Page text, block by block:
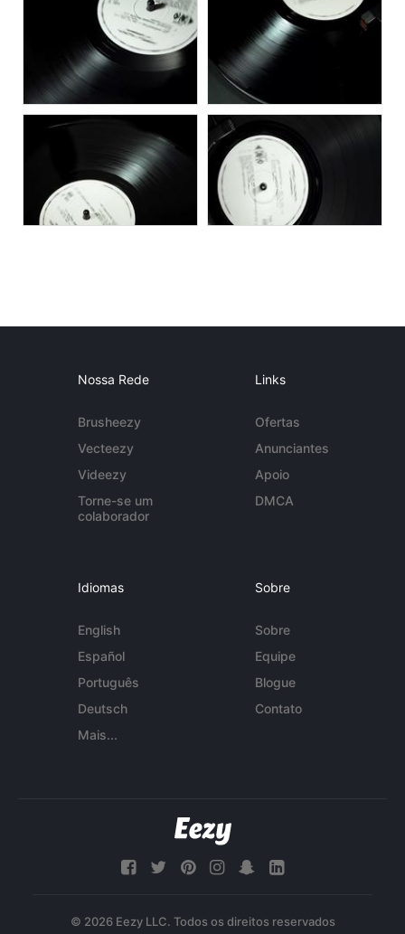
Nossa Rede
Brusheezy
Vecteezy
Videezy
Torne-se um
colaborador
Links
Ofertas
Anunciantes
Apoio
DMCA
Idiomas
English
Español
Português
Deutsch
Mais...
Sobre
Sobre
Equipe
Blogue
Contato
© 2026 Eezy LLC. Todos os direitos reservados